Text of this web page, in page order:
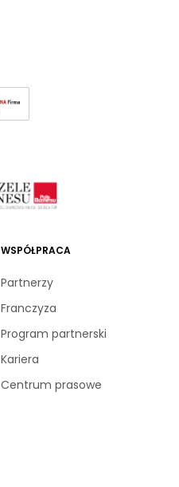
WSPÓŁPRACA
Partnerzy
Franczyza
Program partnerski
Kariera
Centrum prasowe